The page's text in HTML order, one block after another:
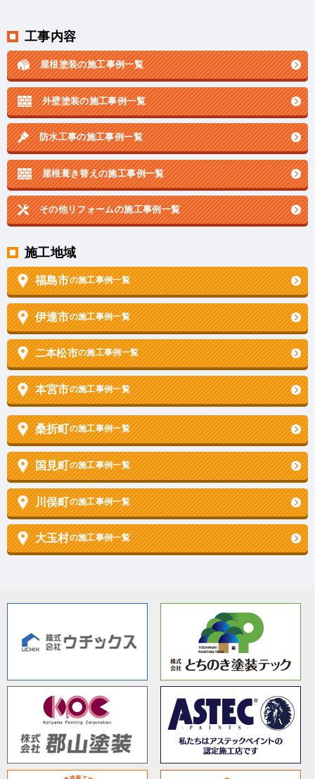
工事内容
屋根塗装の施工事例一覧
外壁塗装の施工事例一覧
防水工事の施工事例一覧
屋根葺き替えの施工事例一覧
その他リフォームの施工事例一覧
施工地域
福島市の施工事例一覧
伊達市の施工事例一覧
二本松市の施工事例一覧
本宮市の施工事例一覧
桑折町の施工事例一覧
国見町の施工事例一覧
川俣町の施工事例一覧
大玉村の施工事例一覧